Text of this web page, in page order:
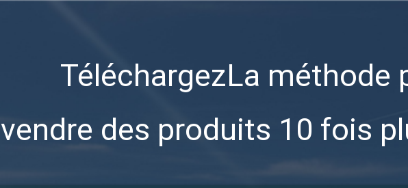
TéléchargezLa méthode
vendre des produits 10 fois